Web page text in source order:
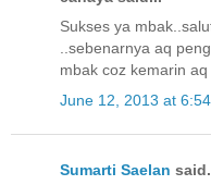
Sukses ya
..sebenarnya aq
mbak coz kemarin
June 12, 2013 at
Sumarti Saelan